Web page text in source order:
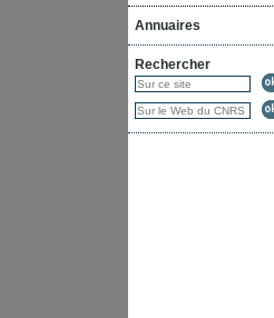
Annuaires
Rechercher